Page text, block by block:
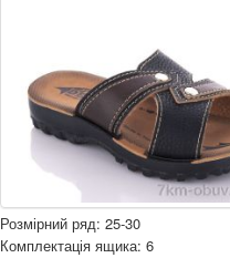
Розмірний ряд: 25-30
Комплектація ящика: 6